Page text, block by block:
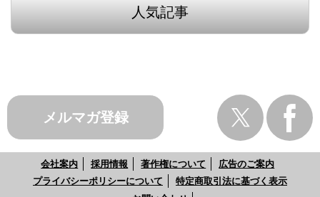
人気記事
メルマガ登録
会社案内 採用情報 著作権について
広告のご案内
プライバシーポリシーについて
特定商取引法に基づく表示